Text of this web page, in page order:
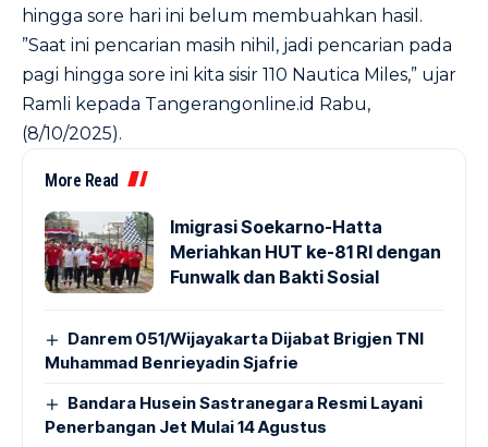
hingga sore hari ini belum membuahkan hasil.
‎”Saat ini pencarian masih nihil, jadi pencarian pada
pagi hingga sore ini kita sisir 110 Nautica Miles,” ujar
Ramli kepada Tangerangonline.id Rabu,
(8/10/2025).
More Read
Imigrasi Soekarno-Hatta
Meriahkan HUT ke-81 RI dengan
Funwalk dan Bakti Sosial
Danrem 051/Wijayakarta Dijabat Brigjen TNI
Muhammad Benrieyadin Sjafrie
Bandara Husein Sastranegara Resmi Layani
Penerbangan Jet Mulai 14 Agustus